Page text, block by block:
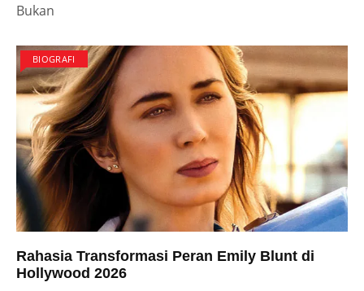
Bukan
BIOGRAFI
Rahasia Transformasi Peran Emily Blunt di
Hollywood 2026